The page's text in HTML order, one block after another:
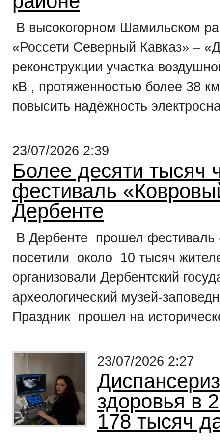
В высокогорном Шамильском
«Россети Северный Кавказ» –
реконструкции участка
кВ , протяженностью более 38
повысить надёжность
23/07/2026 2:39
Более десяти тысяч
фестиваль
Дербенте
В Дербенте прошел фестиваль
посетили около 10 тысяч
организовали Дербентский
археологический музей-
Праздник прошел на
23/07/2026 2:27
здоровья в
178 тысяч